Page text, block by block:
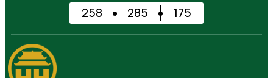
258 285 175